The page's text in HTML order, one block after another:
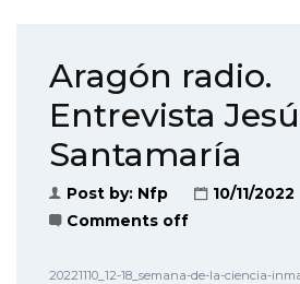
Aragón radio.
Entrevista
Santamaría
Post by: Nfp
10/11/2022
Comments off
20221110_12-18_semana-de-la-ciencia-